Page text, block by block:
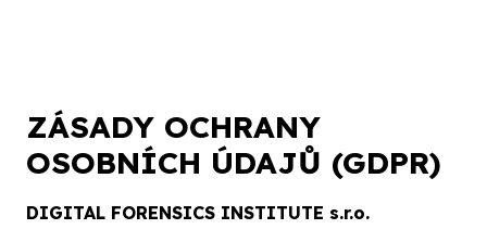
ZÁSADY OCHRANY
OSOBNÍCH ÚDAJŮ (GDPR)
DIGITAL FORENSICS INSTITUTE s.r.o.